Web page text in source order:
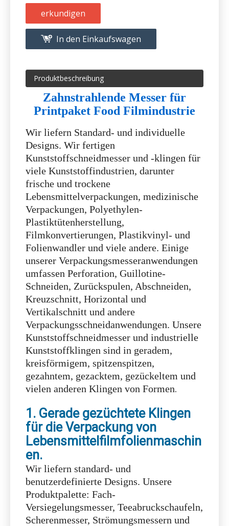
Produktbeschreibung
Zahnstrahlende Messer für
Wir liefern Standard- und individuelle
Designs. Wir fertigen
Kunststoffschneidmesser und -klingen für
viele Kunststoffindustrien, darunter
frische und trockene
Lebensmittelverpackungen, medizinische
Verpackungen, Polyethylen-
Plastiktütenherstellung,
Filmkonvertierungen, Plastikvinyl- und
Folienwandler und viele andere. Einige
unserer Verpackungsmesseranwendungen
umfassen Perforation, Guillotine-
Schneiden, Zurückspulen, Abschneiden,
Kreuzschnitt, Horizontal und
Vertikalschnitt und andere
Verpackungsschneidanwendungen. Unsere
Kunststoffschneidmesser und industrielle
Kunststoffklingen sind in geradem,
kreisförmigem, spitzenspitzen,
gezahntem, gezacktem, gezückeltem und
vielen anderen Klingen von Formen.
1. Gerade gezüchtete Klingen
für die Verpackung von
Lebensmittelfilmfolienmaschin
Wir liefern standard- und
benutzerdefinierte Designs. Unsere
Produktpalette: Fach-
Versiegelungsmesser, Teeabruckschaufeln,
Scherenmesser, Strömungsmessern und
Klingen, vertikale Form Fill-Dichtung
(VFFs) Messer sind nur einige der
Verpackungsklingen, die wir herstellen
und einem Große Auswahl an